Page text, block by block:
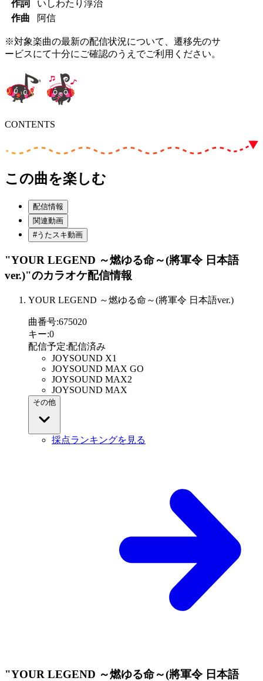
作詞
いしわたり淳治
作曲
阿信
※対象楽曲の最新の配信状況について、遷移先のサ
ービスにて十分にご確認のうえでご利用ください。
CONTENTS
この曲を楽しむ
配信情報
関連動画
#うたスキ動画
"YOUR LEGEND ～燃ゆる命～(將軍令 日本語
ver.)"のカラオケ配信情報
YOUR LEGEND ～燃ゆる命～(將軍令 日本語ver.)
曲番号:675020
キー:0
配信予定:配信済み
JOYSOUND X1
JOYSOUND MAX GO
JOYSOUND MAX2
JOYSOUND MAX
その他
採点ランキングを見る
"YOUR LEGEND ～燃ゆる命～(將軍令 日本語